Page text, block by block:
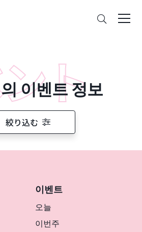
이벤트 정보
絞り込む
이벤트
오늘
이번주